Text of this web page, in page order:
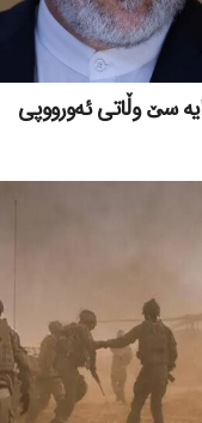
سێ وڵاتی ئەورووپی